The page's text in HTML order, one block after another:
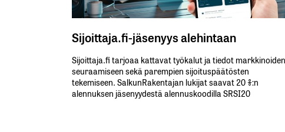
Sijoittaja.fi-jäsenyys alehintaan
Sijoittaja.fi tarjoaa kattavat työkalut ja tiedot markkinoiden
seuraamiseen sekä parempien sijoituspäätösten
tekemiseen. SalkunRakentajan lukijat saavat 20 %:n
alennuksen jäsenyydestä alennuskoodilla SRSI20